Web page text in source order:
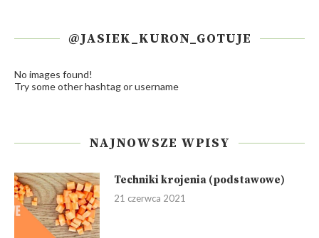
@JASIEK_KURON_GOTUJE
No images found!
Try some other hashtag or username
NAJNOWSZE WPISY
Techniki krojenia (podstawowe)
21 czerwca 2021